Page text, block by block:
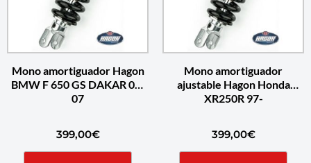
Mono amortiguador Hagon
BMW F 650 GS DAKAR 00-
07
399,00€
Mono amortiguador
ajustable Hagon Honda
XR250R 97-
399,00€